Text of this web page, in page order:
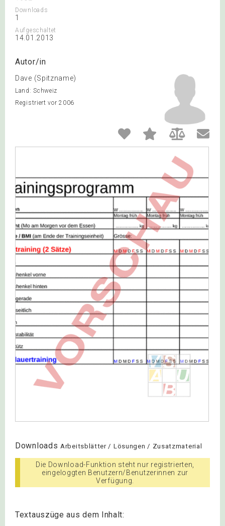
Downloads
1
Aufgeschaltet
14.01.2013
Autor/in
Dave (Spitzname)
Land: Schweiz
Registriert vor 2006
Downloads Arbeitsblätter / Lösungen / Zusatzmaterial
Die Download-Funktion steht nur registrierten,
eingeloggten Benutzern/Benutzerinnen zur
Verfügung.
Textauszüge aus dem Inhalt: